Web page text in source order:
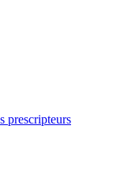
prescripteurs